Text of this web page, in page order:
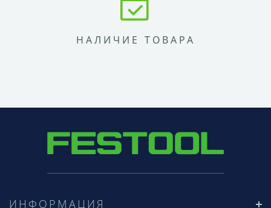
НАЛИЧИЕ ТОВАРА
ИНФОРМАЦИЯ